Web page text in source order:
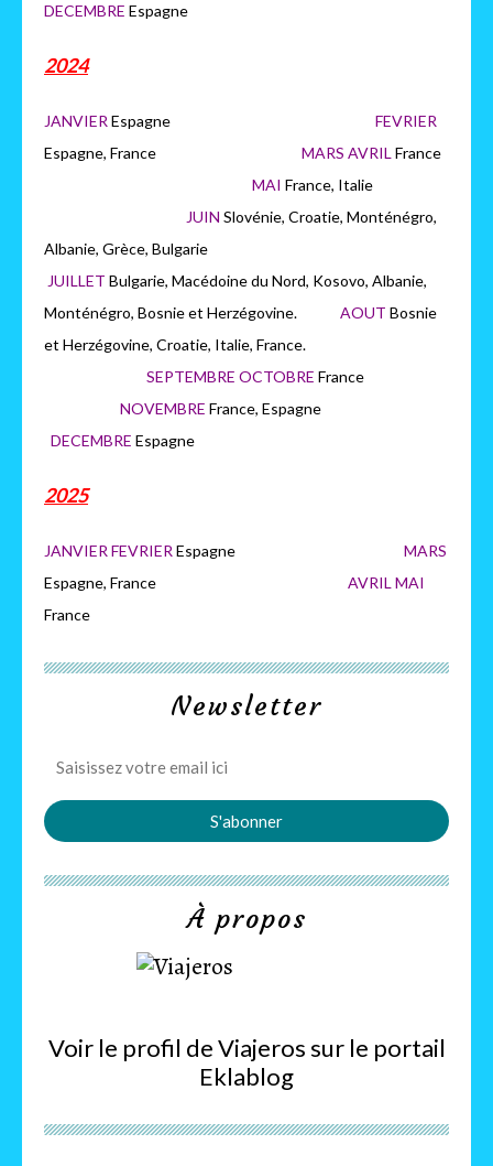
Newsletter
À propos
Voir le profil deViajerossur le portail
Eklablog
DECEMBRE Espagne
2024
JANVIER Espagne FEVRIER
Espagne, France MARS AVRIL France
MAI France, Italie
JUIN Slovénie, Croatie, Monténégro,
Albanie, Grèce, Bulgarie
JUILLET Bulgarie, Macédoine du Nord, Kosovo, Albanie,
Monténégro, Bosnie et Herzégovine. AOUT Bosnie
et Herzégovine, Croatie, Italie, France.
SEPTEMBRE OCTOBRE France
NOVEMBRE France, Espagne
DECEMBRE Espagne
2025
JANVIER FEVRIER Espagne MARS
Espagne, France AVRIL MAI
France